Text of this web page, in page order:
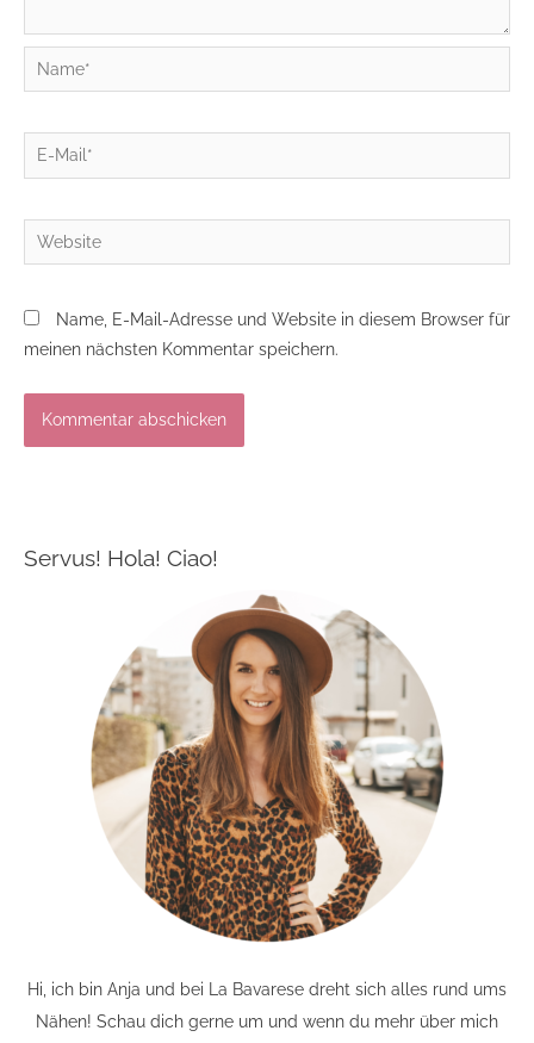
Name*
E-
Mail*
Website
Name, E-Mail-Adresse und Website in diesem Browser für
meinen nächsten Kommentar speichern.
Servus! Hola! Ciao!
Hi, ich bin Anja und bei La Bavarese dreht sich alles rund ums
Nähen! Schau dich gerne um und wenn du mehr über mich